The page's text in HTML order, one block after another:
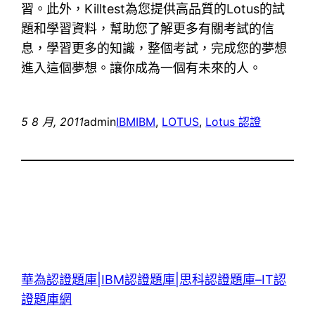
習。此外，Killtest為您提供高品質的Lotus的試
題和學習資料，幫助您了解更多有關考試的信
息，學習更多的知識，整個考試，完成您的夢想
進入這個夢想。讓你成為一個有未來的人。
5 8 月, 2011adminIBMIBM, LOTUS, Lotus 認證
華為認證題庫|IBM認證題庫|思科認證題庫–IT認
證題庫網